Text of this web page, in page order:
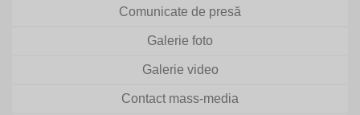
Comunicate de presă
Galerie foto
Galerie video
Contact mass-media